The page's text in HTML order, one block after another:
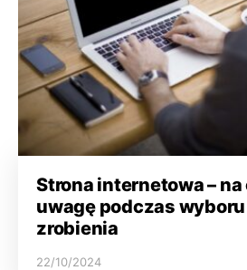
Strona internetowa –
uwagę podczas
zrobienia
22/10/2024